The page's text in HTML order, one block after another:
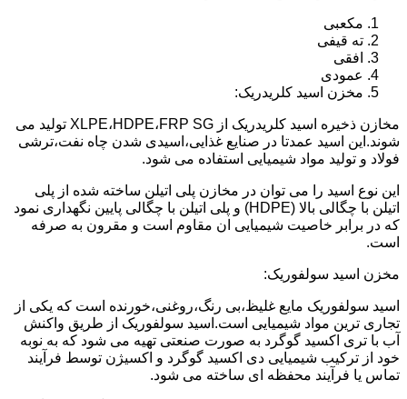
مکعبی
ته قیفی
افقی
عمودی
مخزن اسید کلریدریک:
مخازن ذخیره اسید کلریدریک از XLPE،HDPE،FRP SG تولید می
شوند.این اسید عمدتا در صنایع غذایی،اسیدی شدن چاه نفت،ترشی
فولاد و تولید مواد شیمیایی استفاده می شود.
این نوع اسید را می توان در مخازن پلی اتیلن ساخته شده از پلی
اتیلن با چگالی بالا (HDPE) و پلی اتیلن با چگالی پایین نگهداری نمود
که در برابر خاصیت شیمیایی ان مقاوم است و مقرون به صرفه
است.
مخزن اسید سولفوریک:
اسید سولفوریک مایع غلیظ،بی رنگ،روغنی،خورنده است که یکی از
تجاری ترین مواد شیمیایی است.اسید سولفوریک از طریق واکنش
آب با تری اکسید گوگرد به صورت صنعتی تهیه می شود که به نوبه
خود از ترکیب شیمیایی دی اکسید گوگرد و اکسیژن توسط فرآیند
تماس یا فرآیند محفظه ای ساخته می شود.